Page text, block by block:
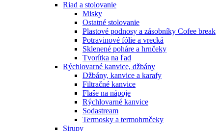
Riad a stolovanie
Misky
Ostatné stolovanie
Plastové podnosy a zásobníky Cofee break
Potravinové fólie a vrecká
Sklenené poháre a hrnčeky
Tvorítka na ľad
Rýchlovarné kanvice, džbány
Džbány, kanvice a karafy
Filtračné kanvice
Flaše na nápoje
Rýchlovarné kanvice
Sodastream
Termosky a termohrnčeky
Sirupy